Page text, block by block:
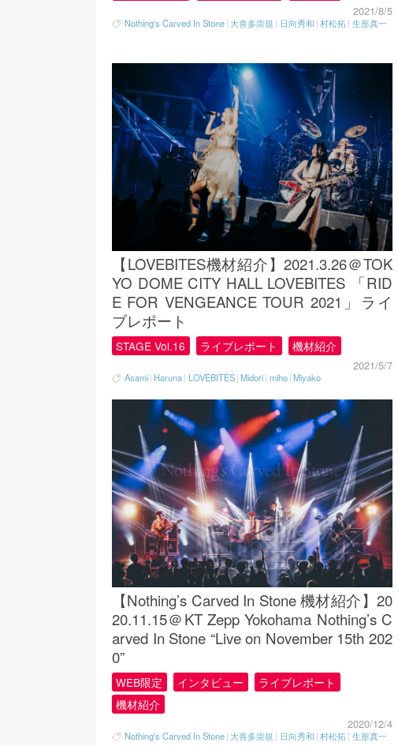
2021/8/5
Nothing's Carved In Stone |大喜多崇規 | 日向秀和 |村松拓| 生形真一
【LOVEBITES機材紹介】2021.3.26＠TOK
YO DOME CITY HALL LOVEBITES 「RID
E FOR VENGEANCE TOUR 2021」ライ
ブレポート
STAGE Vol.16 ライブレポート 機材紹介
2021/5/7
Asami | Haruna| LOVEBITES |Midori| miho |Miyako
【Nothing’s Carved In Stone 機材紹介】20
20.11.15＠KT Zepp Yokohama Nothing’s C
arved In Stone “Live on November 15th 202
0”
WEB限定 インタビュー
ライブレポート
機材紹介
2020/12/4
Nothing's Carved In Stone |大喜多崇規 | 日向秀和 |村松拓| 生形真一